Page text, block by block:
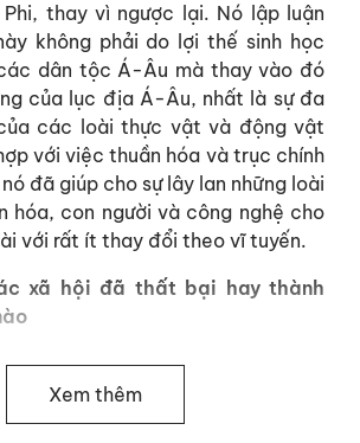
thay vì ngược lại. Nó lập luận
không phải do lợi thế sinh học
dân tộc Á-Âu mà thay vào đó
của lục địa Á-Âu, nhất là sự đa
các loài thực vật và động vật
với việc thuần hóa và trục chính
đã giúp cho sự lây lan những loài
hóa, con người và công nghệ cho
với rất ít thay đổi theo vĩ tuyến.
xã hội đã thất bại hay thành
loạt các xã hội vừa qua nhằm xác
lại sụp đổ hoặc tiếp tục phát triển
đương thời có thể học hỏi được
Xem thêm